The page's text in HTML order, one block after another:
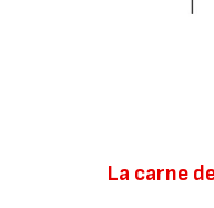
La carne